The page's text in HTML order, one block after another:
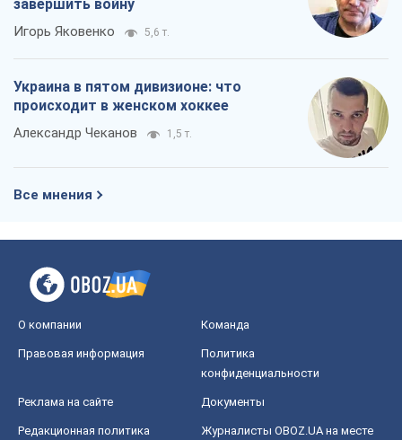
завершить войну
Игорь Яковенко 5,6 т.
Украина в пятом дивизионе: что
происходит в женском хоккее
Александр Чеканов 1,5 т.
Все мнения
О компании Команда
Правовая информация
Политика
конфиденциальности
Реклама на сайте Документы
Редакционная политика
Журналисты OBOZ.UA на месте